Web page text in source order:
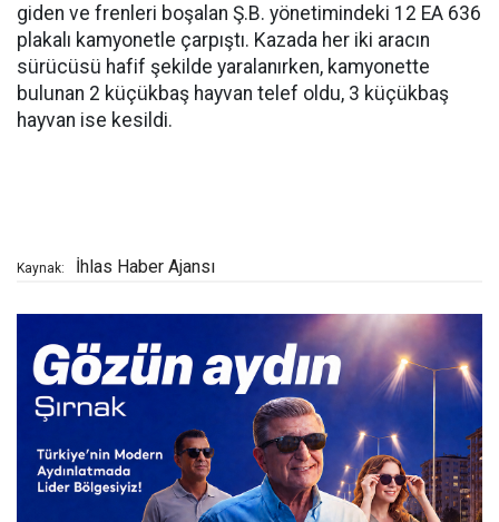
giden ve frenleri boşalan Ş.B. yönetimindeki 12 EA 636
plakalı kamyonetle çarpıştı. Kazada her iki aracın
sürücüsü hafif şekilde yaralanırken, kamyonette
bulunan 2 küçükbaş hayvan telef oldu, 3 küçükbaş
hayvan ise kesildi.
Kaynak: İhlas Haber Ajansı